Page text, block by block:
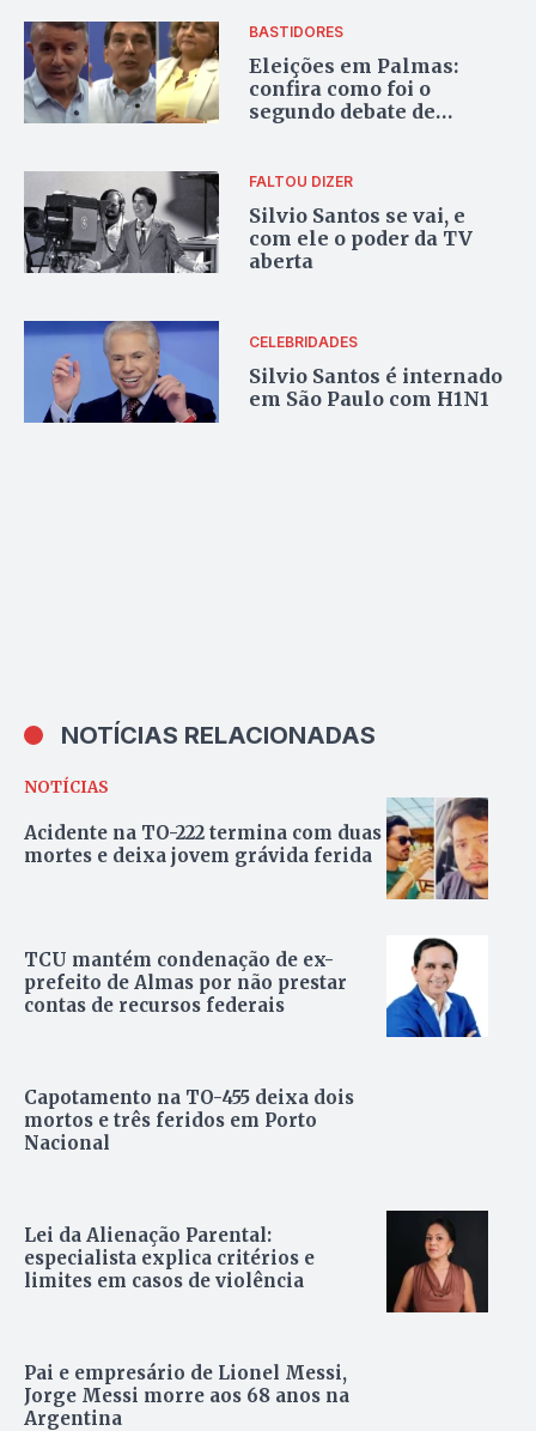
BASTIDORES
Eleições em Palmas:
confira como foi o
segundo debate de
FALTOU DIZER
Silvio Santos se vai, e
com ele o poder da TV
aberta
CELEBRIDADES
Silvio Santos é internado
em São Paulo com H1N1
NOTÍCIAS RELACIONADAS
NOTÍCIAS
Acidente na TO-222 termina com duas
mortes e deixa jovem grávida ferida
TCU mantém condenação de ex-
prefeito de Almas por não prestar
contas de recursos federais
Capotamento na TO-455 deixa dois
mortos e três feridos em Porto
Nacional
Lei da Alienação Parental:
especialista explica critérios e
limites em casos de violência
Pai e empresário de Lionel Messi,
Jorge Messi morre aos 68 anos na
Argentina